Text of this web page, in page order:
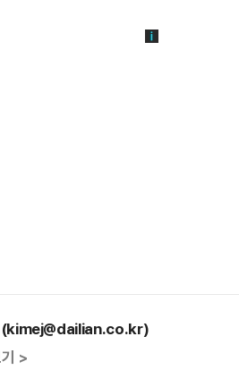
(kimej@dailian.co.kr)
>